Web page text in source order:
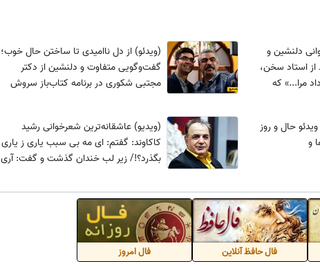
دلنشین و
از استاد سخن،
مرا...» که
(ویدئو) از دل ناامیدی تا ساختن حال خوب؛
گفت‌وگویی متفاوت و دلنشین از دکتر
مجتبی شکوری در برنامه کتاب‌باز سروش
حال و روز
و
(ویدیو) عاشقانه‌ترین شعرخوانی رشید
کاکاوند: گفتم: ای مه بی سبب یاری ز یاری
بگذرد؟!/ زیر لب خندان گذشت و گفت: آری
فال حافظ آنلاین فال امروز